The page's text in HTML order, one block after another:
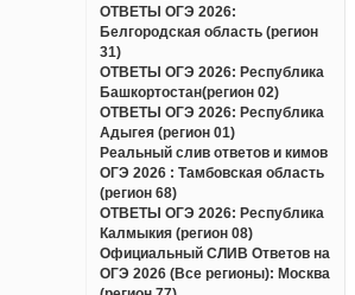
ОТВЕТЫ ОГЭ 2026:
Белгородская область (регион
31)
ОТВЕТЫ ОГЭ 2026: Республика
Башкортостан(регион 02)
ОТВЕТЫ ОГЭ 2026: Республика
Адыгея (регион 01)
Реальный слив ответов и кимов
ОГЭ 2026 : Тамбовская область
(регион 68)
ОТВЕТЫ ОГЭ 2026: Республика
Калмыкия (регион 08)
Официальный СЛИВ Ответов на
ОГЭ 2026 (Все регионы): Москва